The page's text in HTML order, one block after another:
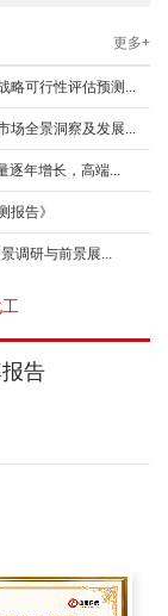
更多+
略可行性评估预测...
场全景洞察及发展...
逐年增长，高端...
报告》
调研与前景展...
告